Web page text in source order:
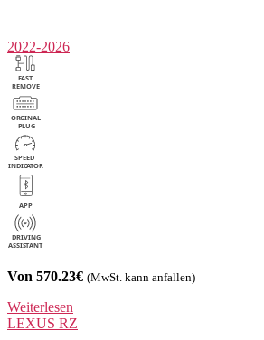
2022-2026
Von 570.23€ (MwSt. kann anfallen)
Weiterlesen
LEXUS RZ